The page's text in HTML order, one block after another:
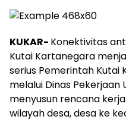
KUKAR- Konektivitas
Kutai Kartanegara
serius Pemerintah Kutai
melalui Dinas
menyusun rencana
wilayah desa, desa ke